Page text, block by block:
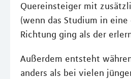
Quereinsteiger mit
(wenn das Studium in eine
Richtung ging als der
Außerdem entsteht
anders als bei vielen